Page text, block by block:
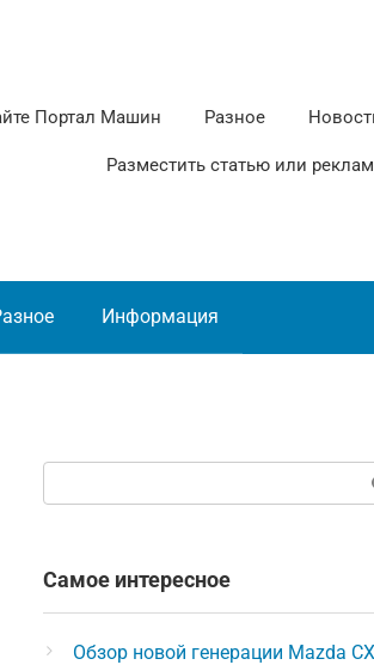
Портал Машин Разное
Разместить статью или
Информация
Самое интересное
Обзор новой генерации Mazda